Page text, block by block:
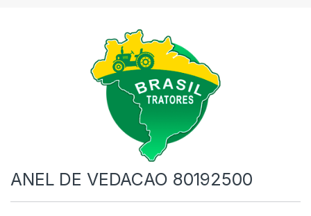
ANEL DE VEDACAO 80192500